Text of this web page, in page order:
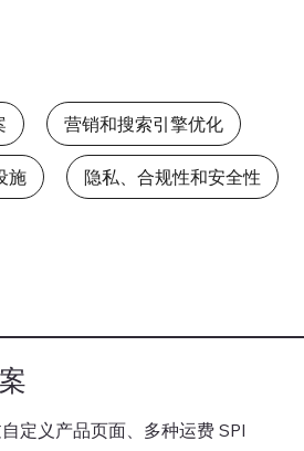
营销和搜索引擎优化
施 隐私、合规性和安全性
定义产品页面、多种运费 SPI